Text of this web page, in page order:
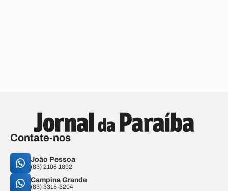
Contate-nos
João Pessoa
(83) 2106.1892
Campina Grande
(83) 3315-3204